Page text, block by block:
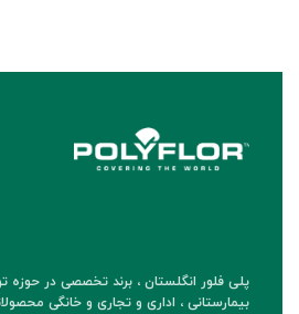
پلی فلور انگلستان ، برند تخصصی در حوزه
بیمارستانی ، اداری و تجاری و خانگی